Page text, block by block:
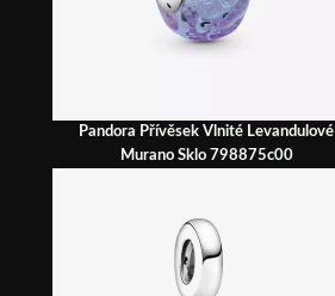
Pandora Přívěsek Vlnité Levandulové
Murano Sklo 798875c00